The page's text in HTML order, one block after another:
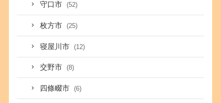
守口市 (52)
枚方市 (25)
寝屋川市 (12)
交野市 (8)
四條畷市 (6)